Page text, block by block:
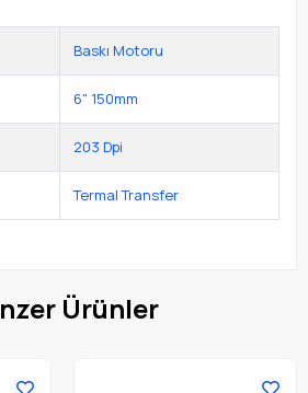
Baskı Motoru
6" 150mm
203 Dpi
Termal Transfer
Ürünler